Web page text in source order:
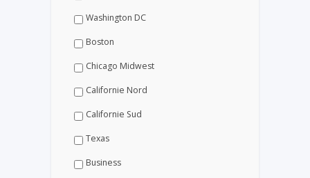
Washington DC
Boston
Chicago Midwest
Californie Nord
Californie Sud
Texas
Business